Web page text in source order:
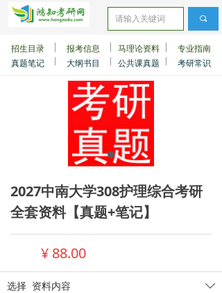
真题笔记 大纲书目 公共课真题 考研常识
招生目录 报考信息 马理论资料 专业指南
끠
2027中南大学308护理综合考研
全套资料【真题+笔记】
ꄳ
选择 资料内容
¥ 88.00